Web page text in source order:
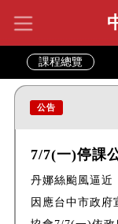
課程總覽
公告
7/7(一)停課
丹娜絲颱風逼近
因應台中市政府